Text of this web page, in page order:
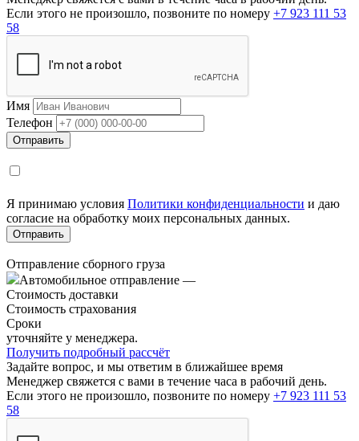
Если этого не произошло, позвоните по номеру +7 923 111 53
58
Имя
Телефон
Я принимаю условия Политики конфиденциальности и даю
согласие на обработку моих персональных данных.
Отправление сборного груза
Автомобильное отправление —
Стоимость доставки
Стоимость страхования
Сроки
уточняйте у менеджера.
Получить подробный рассчёт
Задайте вопрос, и мы ответим в ближайшее время
Менеджер свяжется с вами в течение часа в рабочий день.
Если этого не произошло, позвоните по номеру +7 923 111 53
58